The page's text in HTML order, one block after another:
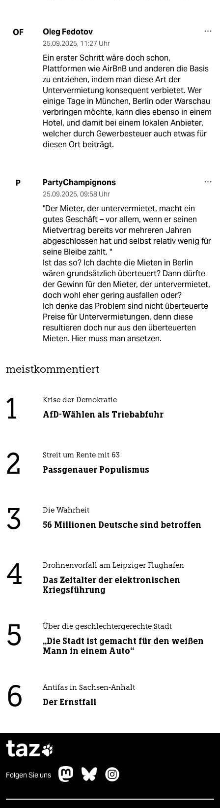
OF Oleg Fedotov
25.09.2025, 11:27 Uhr
Ein erster Schritt wäre doch schon,
Plattformen wie AirBnB und anderen die Basis
zu entziehen, indem man diese Art der
Untervermietung konsequent verbietet. Wer
einige Tage in München, Berlin oder Warschau
verbringen möchte, kann dies ebenso in einem
Hotel, und damit bei einem lokalen Anbieter,
welcher durch Gewerbesteuer auch etwas für
diesen Ort beiträgt.
P PartyChampignons
25.09.2025, 09:58 Uhr
"Der Mieter, der untervermietet, macht ein
gutes Geschäft – vor allem, wenn er seinen
Mietvertrag bereits vor mehreren Jahren
abgeschlossen hat und selbst relativ wenig für
seine Bleibe zahlt. "
Ist das so? Ich dachte die Mieten in Berlin
wären grundsätzlich überteuert? Dann dürfte
der Gewinn für den Mieter, der untervermietet,
doch wohl eher gering ausfallen oder?
Ich denke das Problem sind nicht überteuerte
Preise für Untervermietungen, denn diese
resultieren doch nur aus den überteuerten
Mieten. Hier muss man ansetzen.
meistkommentiert
1 Krise der Demokratie
AfD-Wählen als Triebabfuhr
2 Streit um Rente mit 63
Passgenauer Populismus
3 Die Wahrheit
56 Millionen Deutsche sind betroffen
4 Drohnenvorfall am Leipziger Flughafen
Das Zeitalter der elektronischen
Kriegsführung
5 Über die geschlechtergerechte Stadt
„Die Stadt ist gemacht für den weißen
Mann in einem Auto“
6 Antifas in Sachsen-Anhalt
Der Ernstfall
taz
Folgen Sie uns